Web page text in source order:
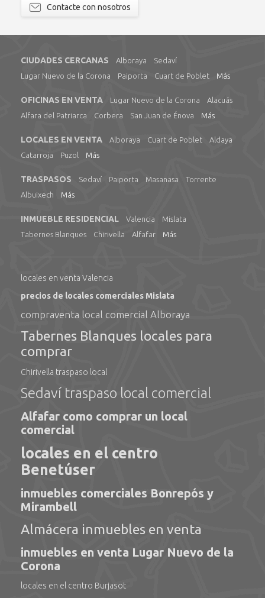
Contacte con nosotros
CIUDADES CERCANAS Alboraya
Sedaví
Lugar Nuevo de la Corona
Paiporta Cuart de Poblet Más
OFICINAS EN VENTA Lugar Nuevo de la Corona
Alacuás
Alfara del Patriarca
Corbera San Juan de Énova Más
LOCALES EN VENTA Alboraya Cuart de Poblet
Aldaya
Catarroja
Puzol Más
TRASPASOS Sedaví Paiporta Masanasa
Torrente
Albuixech
Más
INMUEBLE RESIDENCIAL Valencia
Mislata
Tabernes Blanques
Chirivella Alfafar Más
locales en venta Valencia
precios de locales comerciales Mislata
compraventa local comercial Alboraya
Tabernes Blanques locales para
comprar
Chirivella traspaso local
Sedaví traspaso local comercial
Alfafar como comprar un local
comercial
locales en el centro
Benetúser
inmuebles comerciales Bonrepós y
Mirambell
Almácera inmuebles en venta
inmuebles en venta Lugar Nuevo de la
Corona
locales en el centro Burjasot